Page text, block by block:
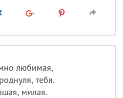
любимая,
тебя.
милая.